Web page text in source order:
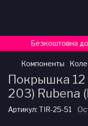
Безкоштовна
Компоненты
Покрышка 12
203) Rubena
Артикул: TIR-25-51